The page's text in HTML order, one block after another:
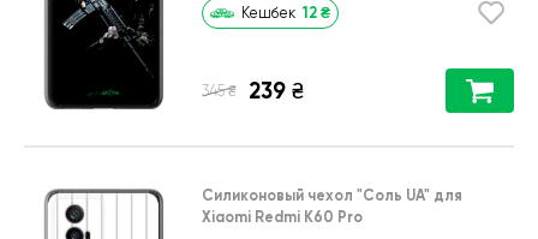
Кешбек 12 ₴
345 ₴ 239 ₴
Силиконовый чехол "Соль UA" для
Xiaomi Redmi K60 Pro